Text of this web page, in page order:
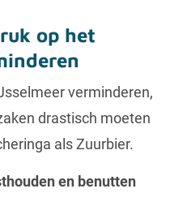
op het
verminderen,
drastisch moeten
als Zuurbier.
en benutten